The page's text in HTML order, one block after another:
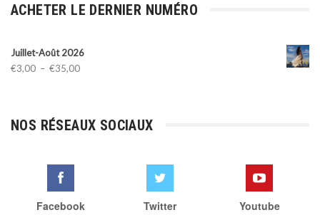
ACHETER LE DERNIER NUMÉRO
Juillet-Août 2026
€3,00 – €35,00Plage
à
NOS RÉSEAUX SOCIAUX
Facebook Twitter Youtube